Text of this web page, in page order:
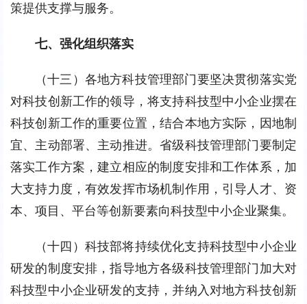
策提供支撑与服务。
七、强化组织落实
（十三）各地方科技管理部门要坚决贯彻落实党
对科技创新工作的领导，将支持科技型中小企业摆在
科技创新工作的重要位置，结合本地方实际，因地制
宜、主动部署、主动推进。省级科技管理部门要制定
落实工作方案，建立相应的制度安排和工作体系，加
大支持力度，有效发挥市场机制作用，引导人才、资
本、项目、平台等创新要素向科技型中小企业聚集。
（十四）科技部将持续优化支持科技型中小企业
研发的制度安排，指导地方各级科技管理部门加大对
科技型中小企业研发的支持，并纳入对地方科技创新